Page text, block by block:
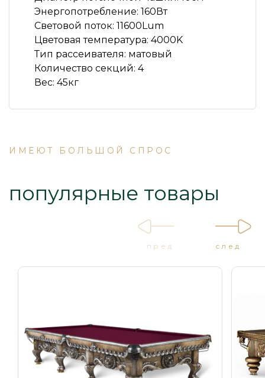
Энергопотребление: 160Вт
Световой поток: 11600Lum
Цветовая температура: 4000K
Тип рассеивателя: матовый
Количество секций: 4
Вес: 45кг
ИМЕЮТ БОЛЬШОЙ СПРОС
популярные товары
пред след